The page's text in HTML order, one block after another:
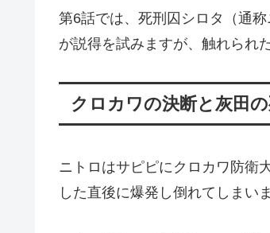
第6話では、死刑囚シロタ（通
が説得を試みますが、触れられ
クロカワの決断と灰田
ニトロはサピピにクロカワ防衛
した直後に爆発し倒れてしまいま